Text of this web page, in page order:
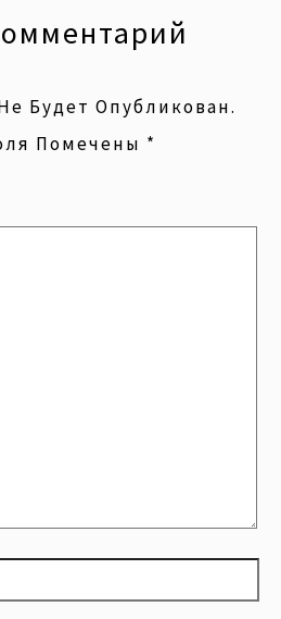
Будет Опубликован.
Помечены *